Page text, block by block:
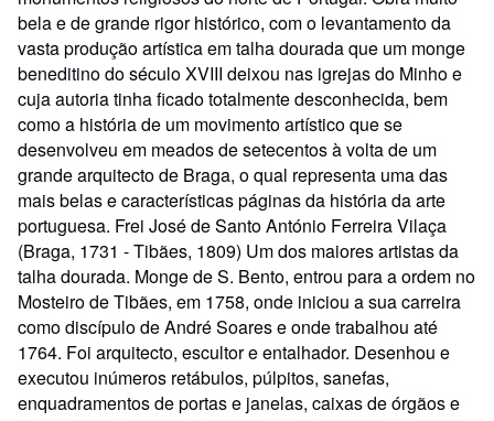
bela e de grande rigor histórico, com o levantamento da
vasta produção artística em talha dourada que um monge
beneditino do século XVIII deixou nas igrejas do Minho e
cuja autoria tinha ficado totalmente desconhecida, bem
como a história de um movimento artístico que se
desenvolveu em meados de setecentos à volta de um
grande arquitecto de Braga, o qual representa uma das
mais belas e características páginas da história da arte
portuguesa. Frei José de Santo António Ferreira Vilaça
(Braga, 1731 - Tibães, 1809) Um dos maiores artistas da
talha dourada. Monge de S. Bento, entrou para a ordem no
Mosteiro de Tibães, em 1758, onde iniciou a sua carreira
como discípulo de André Soares e onde trabalhou até
1764. Foi arquitecto, escultor e entalhador. Desenhou e
executou inúmeros retábulos, púlpitos, sanefas,
enquadramentos de portas e janelas, caixas de órgãos e